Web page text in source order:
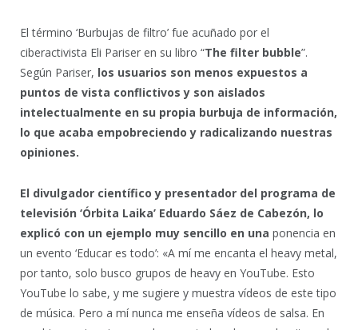
El término ‘Burbujas de filtro’ fue acuñado por el
ciberactivista Eli Pariser en su libro “The filter bubble”.
Según Pariser, los usuarios son menos expuestos a
puntos de vista conflictivos y son aislados
intelectualmente en su propia burbuja de información,
lo que acaba empobreciendo y radicalizando nuestras
opiniones.
El divulgador científico y presentador del programa de
televisión ‘Órbita Laika’ Eduardo Sáez de Cabezón, lo
explicó con un ejemplo muy sencillo en una ponencia en
un evento ‘Educar es todo’: «A mí me encanta el heavy metal,
por tanto, solo busco grupos de heavy en YouTube. Esto
YouTube lo sabe, y me sugiere y muestra vídeos de este tipo
de música. Pero a mí nunca me enseña vídeos de salsa. En